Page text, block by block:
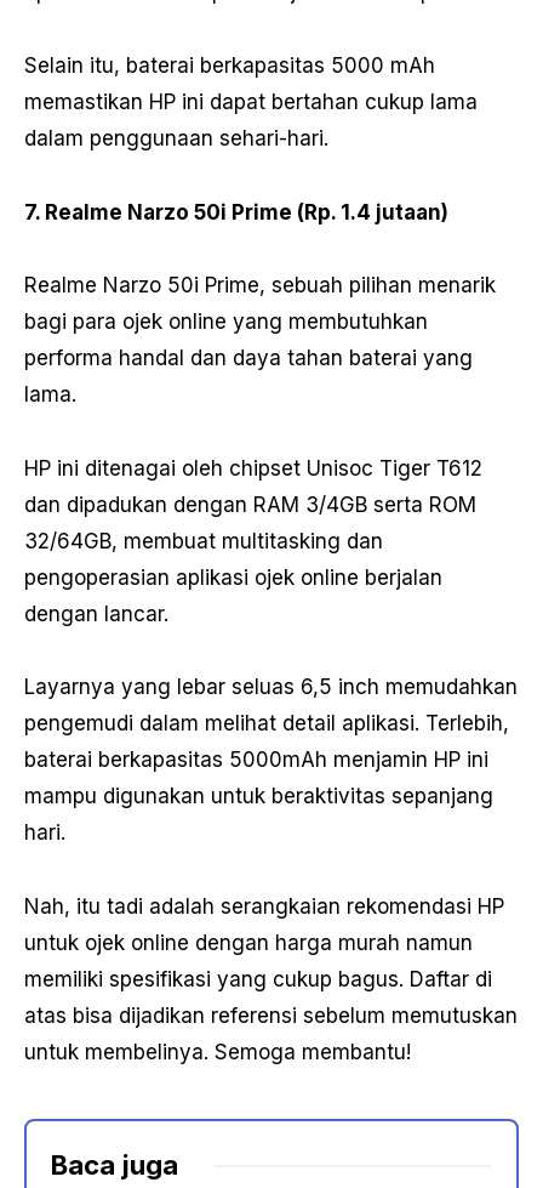
Selain itu, baterai berkapasitas 5000 mAh
memastikan HP ini dapat bertahan cukup lama
dalam penggunaan sehari-hari.
7. Realme Narzo 50i Prime (Rp. 1.4 jutaan)
Realme Narzo 50i Prime, sebuah pilihan menarik
bagi para ojek online yang membutuhkan
performa handal dan daya tahan baterai yang
lama.
HP ini ditenagai oleh chipset Unisoc Tiger T612
dan dipadukan dengan RAM 3/4GB serta ROM
32/64GB, membuat multitasking dan
pengoperasian aplikasi ojek online berjalan
dengan lancar.
Layarnya yang lebar seluas 6,5 inch memudahkan
pengemudi dalam melihat detail aplikasi. Terlebih,
baterai berkapasitas 5000mAh menjamin HP ini
mampu digunakan untuk beraktivitas sepanjang
hari.
Nah, itu tadi adalah serangkaian rekomendasi HP
untuk ojek online dengan harga murah namun
memiliki spesifikasi yang cukup bagus. Daftar di
atas bisa dijadikan referensi sebelum memutuskan
untuk membelinya. Semoga membantu!
Baca juga